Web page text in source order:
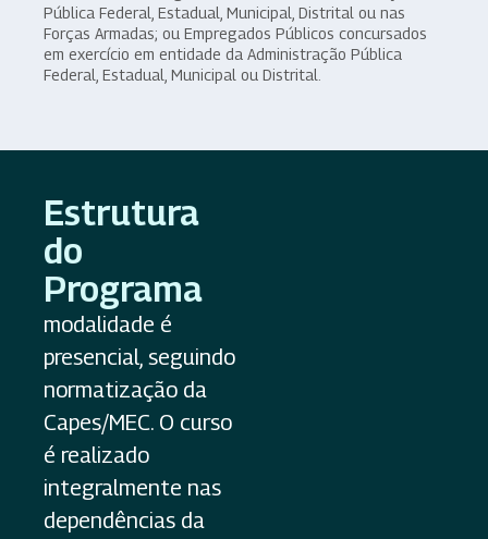
Pública Federal, Estadual, Municipal, Distrital ou nas
Forças Armadas; ou Empregados Públicos concursados
em exercício em entidade da Administração Pública
Federal, Estadual, Municipal ou Distrital.
Estrutura
do
Programa
modalidade é
presencial, seguindo
normatização da
Capes/MEC. O curso
é realizado
integralmente nas
dependências da